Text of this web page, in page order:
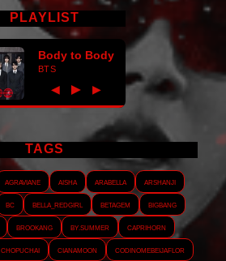
PLAYLIST
Body to Body
BTS
◀ ► ▶
TAGS
Agraviane Aisha Arabella
Arshanji
BC Bella_RedGirl Betagem
Bigbang
Brookang By.summer
Caprihorn
Chopuchai Cianamoon Codinomebeijaflor